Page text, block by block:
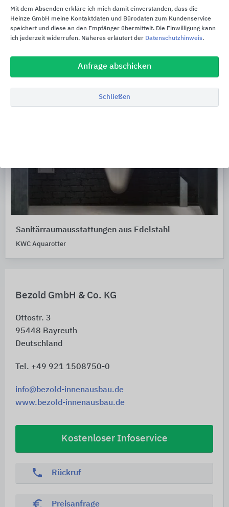
Bezold GmbH & Co. KG
Ottostr. 3
95448 Bayreuth
Deutschland
Tel. +49 921 1508750-0
info@bezold-innenausbau.de
www.bezold-innenausbau.de
Kostenloser Infoservice
phone Rückruf
euro_symbol Preisanfrage
Sanitärraumausstattungen aus Edelstahl
KWC Aquarotter
Mit dem Absenden erkläre ich mich damit einverstanden, dass die
Heinze GmbH meine Kontaktdaten und Bürodaten zum Kundenservice
speichert und diese an den Empfänger übermittelt. Die Einwilligung kann
ich jederzeit widerrufen. Näheres erläutert der Datenschutzhinweis.
Anfrage abschicken
Schließen